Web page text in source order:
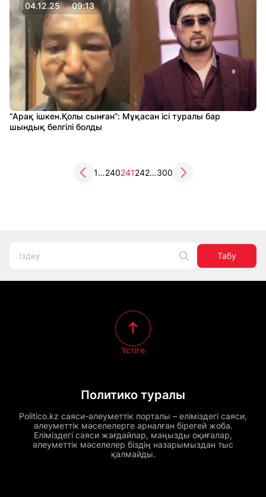
04.12.25 09:13
“Арақ ішкен.Қолы сынған”: Мұқасан ісі туралы бар
шындық белгілі болды
1…240241242…300
Табу
Политико туралы
Politico.kz саяси-әлеуметтік порталы – еліміздегі саяси,
әлеуметтік мәселелерге арналған бірегей жоба.
Еліміздегі саяси жағдайлар, маңызды оқиғалар,
әлеуметтік мәселелер біздің назарымыздан тыс
қалмайды.
Үстіге